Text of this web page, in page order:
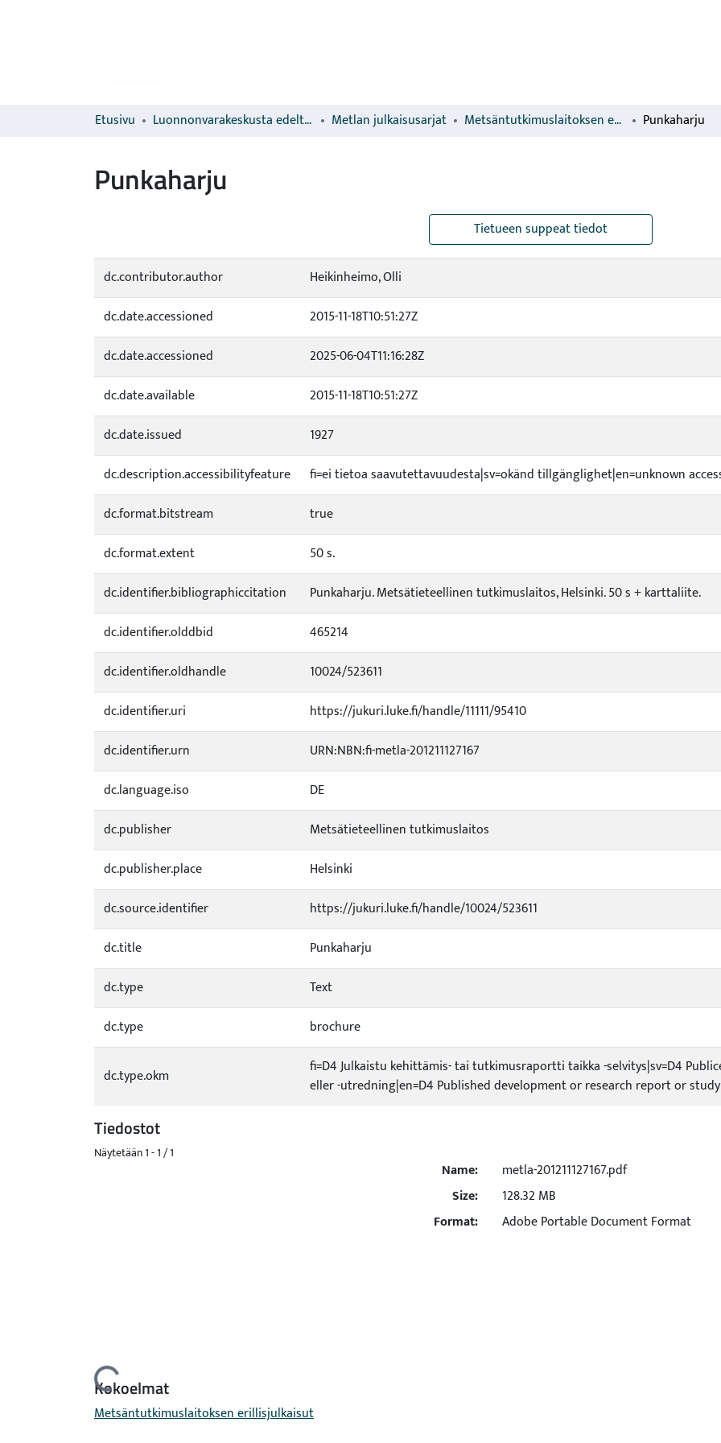
Etusivu Luonnonvarakeskusta edeltävien organisaatioiden sarjat Metlan julkaisusarjat Metsäntutkimuslaitoksen erillisjulkaisut Punkaharju
Punkaharju
Tietueen suppeat tiedot
dc.contributor.author Heikinheimo, Olli
dc.date.accessioned
2015-11-18T10:51:27Z
dc.date.accessioned
2025-06-04T11:16:28Z
dc.date.available
2015-11-18T10:51:27Z
dc.date.issued
1927
dc.description.accessibilityfeature
fi=ei tietoa saavutettavuudesta|sv=okänd tillgänglighet|en=unknown
dc.format.bitstream
true
dc.format.extent
50 s.
dc.identifier.bibliographiccitation
Punkaharju. Metsätieteellinen tutkimuslaitos, Helsinki. 50 s + karttaliite.
dc.identifier.olddbid
465214
dc.identifier.oldhandle
10024/523611
dc.identifier.uri
https://jukuri.luke.fi/handle/11111/95410
dc.identifier.urn
URN:NBN:fi-metla-201211127167
dc.language.iso
DE
dc.publisher
Metsätieteellinen tutkimuslaitos
dc.publisher.place
Helsinki
dc.source.identifier
https://jukuri.luke.fi/handle/10024/523611
dc.title
Punkaharju
dc.type
Text
dc.type
brochure
dc.type.okm
fi=D4 Julkaistu kehittämis- tai tutkimusraportti taikka -selvitys|sv=D4
eller -utredning|en=D4 Published development or research report or
Tiedostot
Näytetään1 - 1 / 1
Ladataan...
Name:
metla-201211127167.pdf
Size:
128.32 MB
Format:
Adobe Portable Document Format
Kokoelmat
Metsäntutkimuslaitoksen erillisjulkaisut